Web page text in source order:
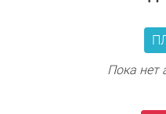
Пока нет